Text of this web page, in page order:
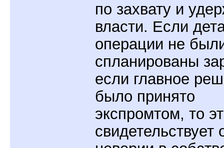
по захвату и
власти. Если
операции не
спланированы
если главное
было принято
экспромтом, то
свидетельствует